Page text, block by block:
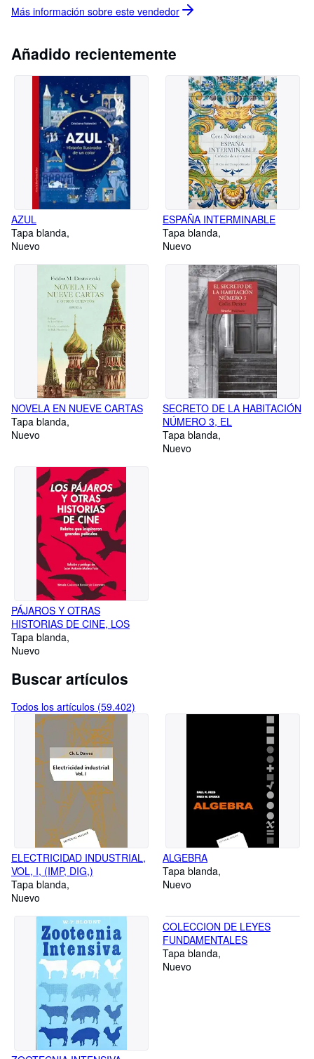
MINIMO 5 + gastos de envío
Más información sobre este vendedor
Añadido recientemente
AZUL
Tapa blanda
Nuevo
ESPAÑA INTERMINABLE
Tapa blanda
Nuevo
NOVELA EN NUEVE CARTAS
Tapa blanda
Nuevo
SECRETO DE LA HABITACIÓN
NÚMERO 3, EL
Tapa blanda
Nuevo
PÁJAROS Y OTRAS
HISTORIAS DE CINE, LOS
Tapa blanda
Nuevo
Buscar artículos
Todos los artículos (59.402)
ELECTRICIDAD INDUSTRIAL,
VOL, I, (IMP, DIG,)
Tapa blanda
Nuevo
ALGEBRA
Tapa blanda
Nuevo
COLECCION DE LEYES
FUNDAMENTALES
Tapa blanda
Nuevo